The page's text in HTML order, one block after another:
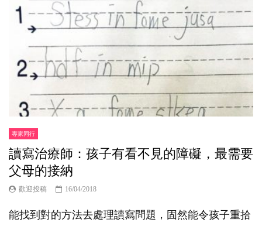
專家同行
讀寫治療師：孩子有看不見的障礙，最需要
父母的接納
歡迎投稿 16/04/2018
能找到對的方法去處理讀寫問題，固然能令孩子重拾